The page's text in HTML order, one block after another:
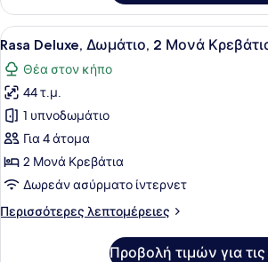
Superior,
Δωμάτιο,
2
Κρεβάτια
Προβολή
όλων
των
φωτογραφιών
για
Rasa
Deluxe,
Δωμάτιο,
Μονά
Ένα
8
Rasa Deluxe, Δωμάτιο, 2 Μονά
Θέα στον κήπο
44 τ.μ.
1 υπνοδωμάτιο
Για 4 άτομα
2 Μονά Κρεβάτια
Δωρεάν ασύρματο ίντερνετ
Περισσότερες λεπτομέρειες
Περισσότερες
Προβολή τιμών για